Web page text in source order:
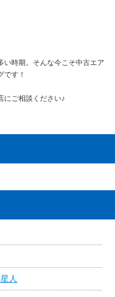
い時期。そんな今こそ中古エア
です！
にご相談ください♪
人